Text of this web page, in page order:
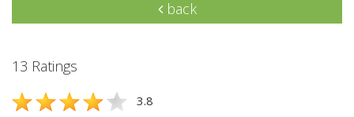
back
13 Ratings
3.8